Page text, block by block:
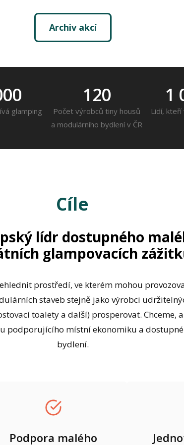
Archiv akcí
glamping
120
Počet výrobců tiny housů
a modulárního bydlení v ČR
1
Lidí,
Cíle
lídr dostupného
glampovacích
prostředí, ve kterém mohou
staveb stejně jako výrobci
toalety a další) prosperovat. Chceme,
podporujícího místní ekonomiku a
bydlení.
Podpora malého